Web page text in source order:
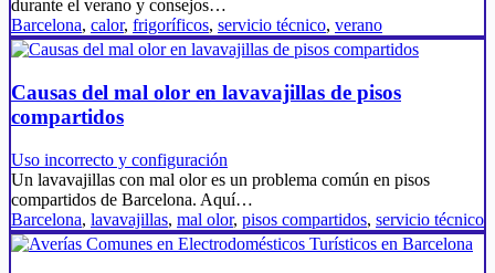
durante el verano y consejos…
Barcelona, calor, frigoríficos, servicio técnico, verano
Causas del mal olor en lavavajillas de pisos
compartidos
Uso incorrecto y configuración
Un lavavajillas con mal olor es un problema común en pisos
compartidos de Barcelona. Aquí…
Barcelona, lavavajillas, mal olor, pisos compartidos, servicio técnico